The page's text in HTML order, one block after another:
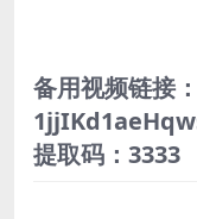
备用视频链
提取码：3333